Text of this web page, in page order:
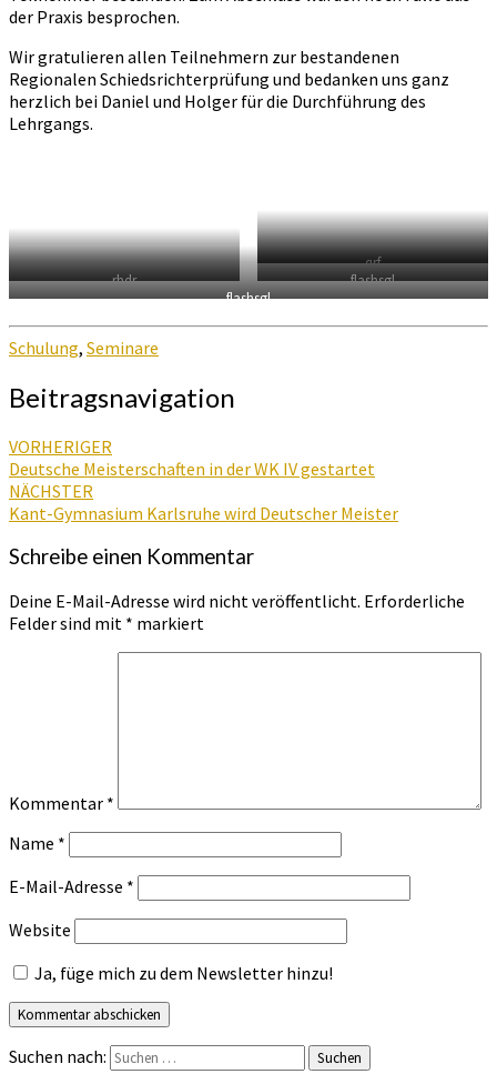
der Praxis besprochen.
Wir gratulieren allen Teilnehmern zur bestandenen
Regionalen Schiedsrichterprüfung und bedanken uns ganz
herzlich bei Daniel und Holger für die Durchführung des
Lehrgangs.
qrf
rhdr
flashsgl
flashsgl
Schulung, Seminare
Beitragsnavigation
VORHERIGER
Deutsche Meisterschaften in der WK IV gestartet
NÄCHSTER
Kant-Gymnasium Karlsruhe wird Deutscher Meister
Schreibe einen Kommentar
Deine E-Mail-Adresse wird nicht veröffentlicht. Erforderliche
Felder sind mit * markiert
Kommentar *
Name *
E-Mail-Adresse *
Website
Ja, füge mich zu dem Newsletter hinzu!
Suchen nach: Suchen